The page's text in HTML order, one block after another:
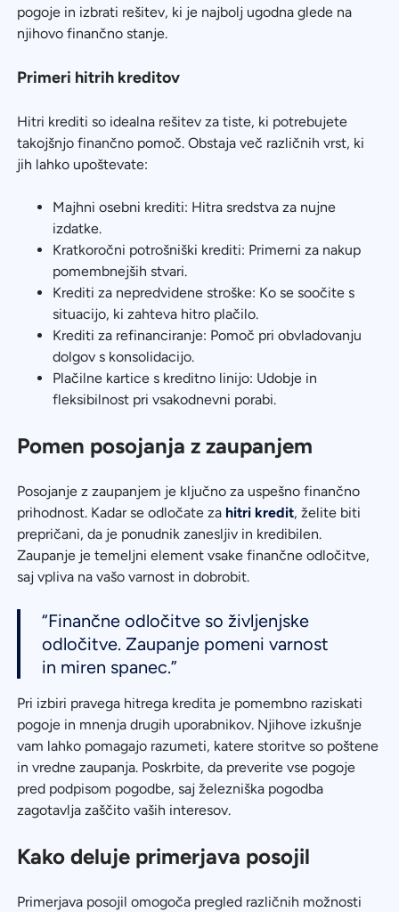
pogoje in izbrati rešitev, ki je najbolj ugodna glede na
njihovo finančno stanje.
Primeri hitrih kreditov
Hitri krediti so idealna rešitev za tiste, ki potrebujete
takojšnjo finančno pomoč. Obstaja več različnih vrst, ki
jih lahko upoštevate:
Majhni osebni krediti: Hitra sredstva za nujne
izdatke.
Kratkoročni potrošniški krediti: Primerni za nakup
pomembnejših stvari.
Krediti za nepredvidene stroške: Ko se soočite s
situacijo, ki zahteva hitro plačilo.
Krediti za refinanciranje: Pomoč pri obvladovanju
dolgov s konsolidacijo.
Plačilne kartice s kreditno linijo: Udobje in
fleksibilnost pri vsakodnevni porabi.
Pomen posojanja z zaupanjem
Posojanje z zaupanjem je ključno za uspešno finančno
prihodnost. Kadar se odločate za hitri kredit, želite biti
prepričani, da je ponudnik zanesljiv in kredibilen.
Zaupanje je temeljni element vsake finančne odločitve,
saj vpliva na vašo varnost in dobrobit.
“Finančne odločitve so življenjske
odločitve. Zaupanje pomeni varnost
in miren spanec.”
Pri izbiri pravega hitrega kredita je pomembno raziskati
pogoje in mnenja drugih uporabnikov. Njihove izkušnje
vam lahko pomagajo razumeti, katere storitve so poštene
in vredne zaupanja. Poskrbite, da preverite vse pogoje
pred podpisom pogodbe, saj železniška pogodba
zagotavlja zaščito vaših interesov.
Kako deluje primerjava posojil
Primerjava posojil omogoča pregled različnih možnosti